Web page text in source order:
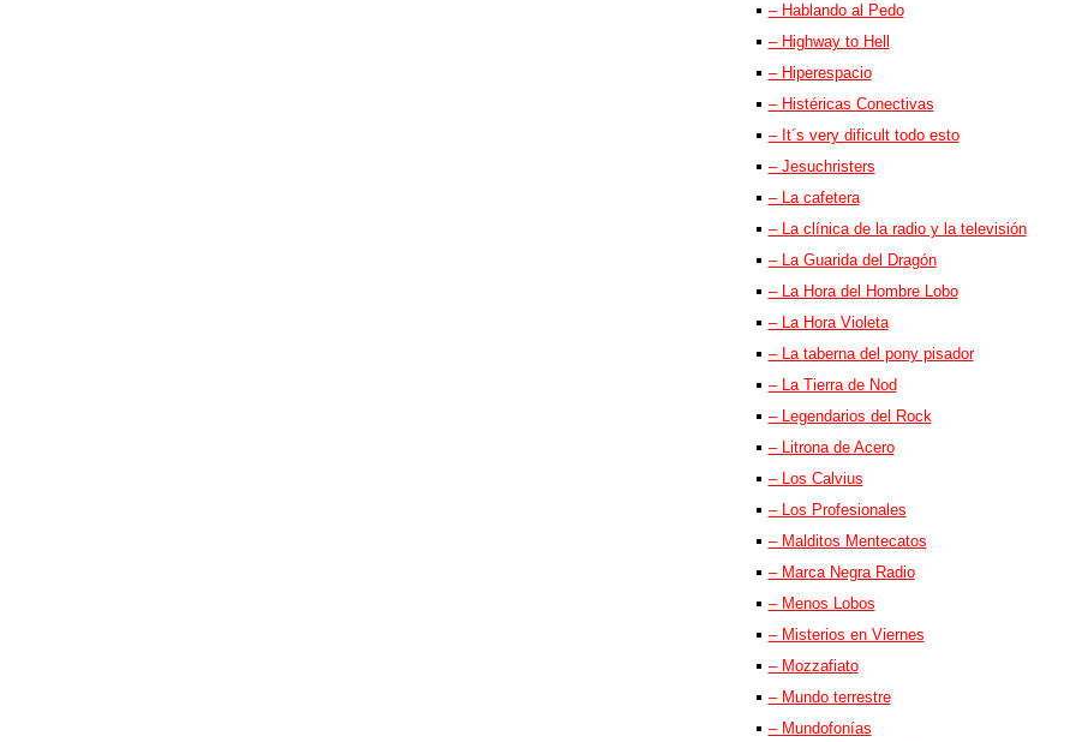
– Hablando al Pedo
– Highway to Hell
– Hiperespacio
– Histéricas Conectivas
– It´s very dificult todo esto
– Jesuchristers
– La cafetera
– La clínica de la radio y la televisión
– La Guarida del Dragón
– La Hora del Hombre Lobo
– La Hora Violeta
– La taberna del pony pisador
– La Tierra de Nod
– Legendarios del Rock
– Litrona de Acero
– Los Calvius
– Los Profesionales
– Malditos Mentecatos
– Marca Negra Radio
– Menos Lobos
– Misterios en Viernes
– Mozzafiato
– Mundo terrestre
– Mundofonías